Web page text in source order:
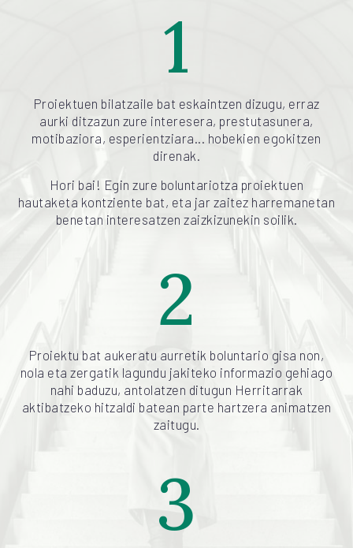
1
Proiektuen bilatzaile bat eskaintzen dizugu, erraz
aurki ditzazun zure interesera, prestutasunera,
motibaziora, esperientziara... hobekien egokitzen
direnak.
Hori bai! Egin zure boluntariotza proiektuen
hautaketa kontziente bat, eta jar zaitez harremanetan
benetan interesatzen zaizkizunekin soilik.
2
Proiektu bat aukeratu aurretik boluntario gisa non,
nola eta zergatik lagundu jakiteko informazio gehiago
nahi baduzu, antolatzen ditugun Herritarrak
aktibatzeko hitzaldi batean parte hartzera animatzen
zaitugu.
3